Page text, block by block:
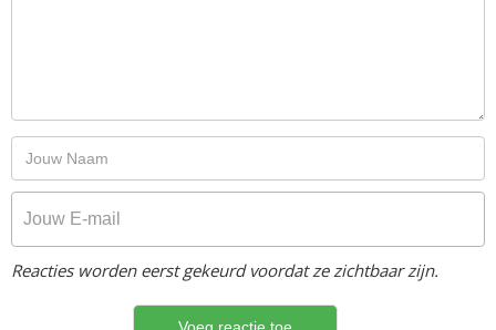
Reacties worden eerst gekeurd voordat ze zichtbaar zijn.